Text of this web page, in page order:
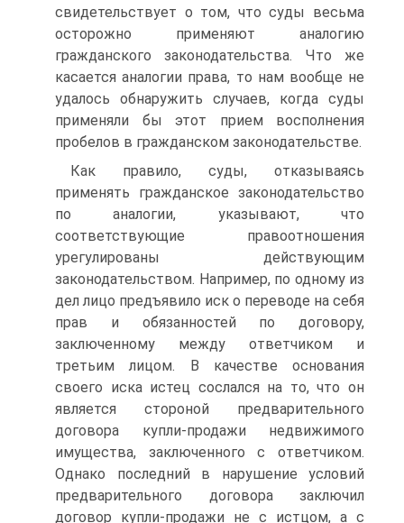
свидетельствует о том, что суды весьма
осторожно применяют аналогию
гражданского законодательства. Что же
касается аналогии права, то нам вообще не
удалось обнаружить случаев, когда суды
применяли бы этот прием восполнения
пробелов в гражданском законодательстве.
Как правило, суды, отказываясь
применять гражданское законодательство
по аналогии, указывают, что
соответствующие правоотношения
урегулированы действующим
законодательством. Например, по одному из
дел лицо предъявило иск о переводе на себя
прав и обязанностей по договору,
заключенному между ответчиком и
третьим лицом. В качестве основания
своего иска истец сослался на то, что он
является стороной предварительного
договора купли-продажи недвижимого
имущества, заключенного с ответчиком.
Однако последний в нарушение условий
предварительного договора заключил
договор купли-продажи не с истцом, а с